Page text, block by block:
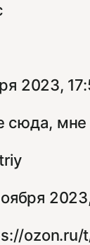
2023,
сюда,
ozon.ru/